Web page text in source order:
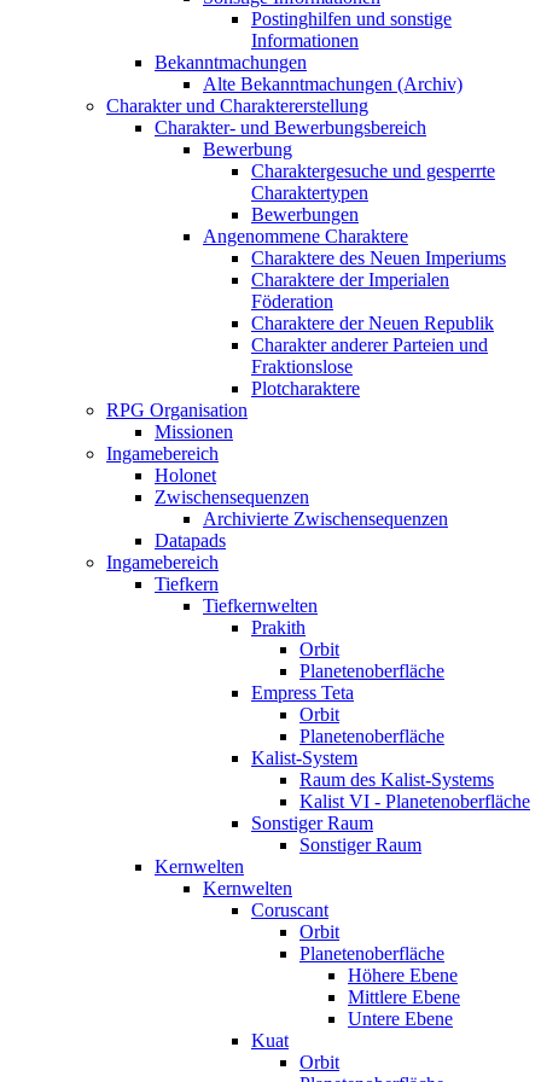
Postinghilfen und sonstige
Informationen
Bekanntmachungen
Alte Bekanntmachungen (Archiv)
Charakter und Charaktererstellung
Charakter- und Bewerbungsbereich
Bewerbung
Charaktergesuche und gesperrte
Charaktertypen
Bewerbungen
Angenommene Charaktere
Charaktere des Neuen Imperiums
Charaktere der Imperialen
Föderation
Charaktere der Neuen Republik
Charakter anderer Parteien und
Fraktionslose
Plotcharaktere
RPG Organisation
Missionen
Ingamebereich
Holonet
Zwischensequenzen
Archivierte Zwischensequenzen
Datapads
Ingamebereich
Tiefkern
Tiefkernwelten
Prakith
Orbit
Planetenoberfläche
Empress Teta
Orbit
Planetenoberfläche
Kalist-System
Raum des Kalist-Systems
Kalist VI - Planetenoberfläche
Sonstiger Raum
Sonstiger Raum
Kernwelten
Kernwelten
Coruscant
Orbit
Planetenoberfläche
Höhere Ebene
Mittlere Ebene
Untere Ebene
Kuat
Orbit